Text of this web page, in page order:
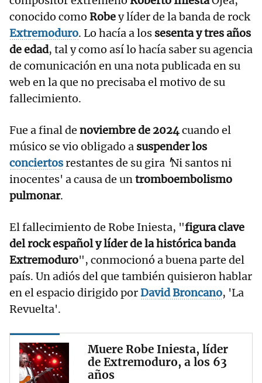
conocido como Robey líder de la banda de rock
Extremoduro. Lo hacía a los sesenta y tres años
de edad, tal y como así lo hacía saber su agencia
de comunicación en una nota publicada en su
web en la que no precisaba el motivo de su
fallecimiento.
Fue a final de noviembre de 2024cuando el
músico se vio obligado a suspender los
conciertosrestantes de su gira 'Ni santos ni
inocentes' a causa de untromboembolismo
pulmonar.
El fallecimiento de Robe Iniesta, "figura clave
del rock español y líder de la histórica banda
Extremoduro", conmocionó a buena parte del
país. Un adiós del que también quisieron hablar
en el espacio dirigido porDavid Broncano, 'La
Revuelta'.
Muere Robe Iniesta, líder
de Extremoduro, a los 63
años